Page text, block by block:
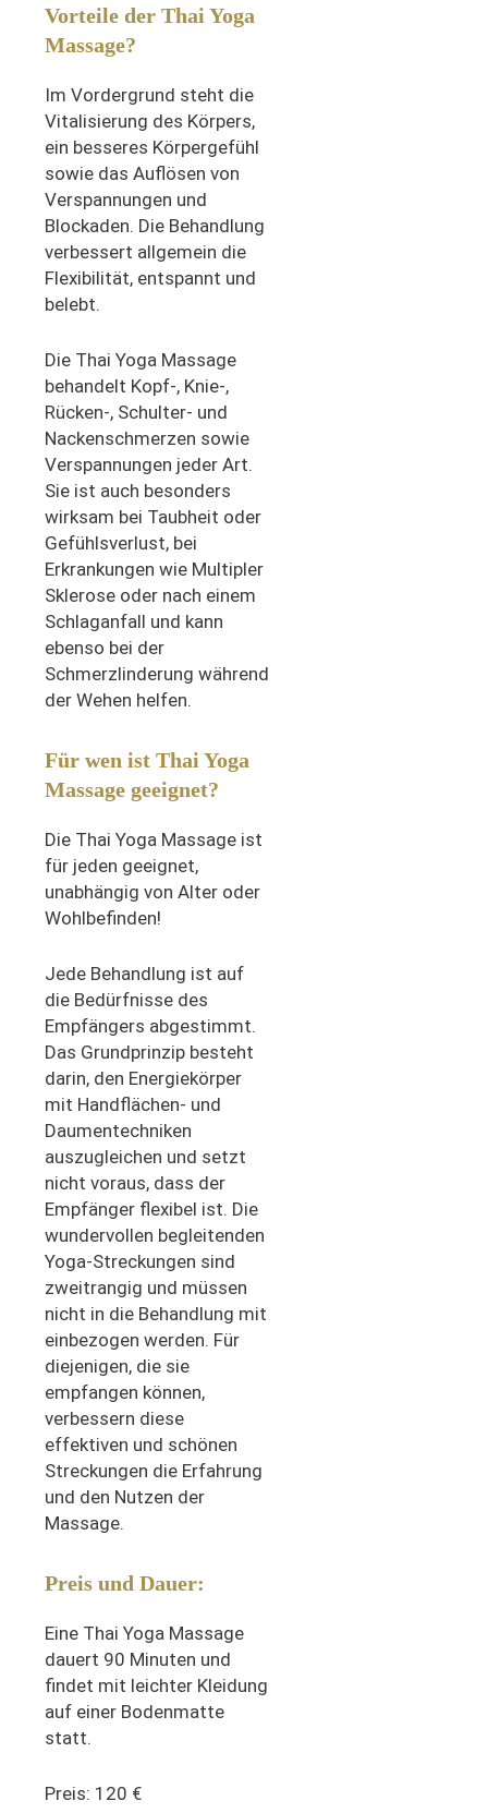
Vorteile der Thai Yoga
Massage?
Im Vordergrund steht die
Vitalisierung des Körpers,
ein besseres Körpergefühl
sowie das Auflösen von
Verspannungen und
Blockaden. Die Behandlung
verbessert allgemein die
Flexibilität, entspannt und
belebt.
Die Thai Yoga Massage
behandelt Kopf-, Knie-,
Rücken-, Schulter- und
Nackenschmerzen sowie
Verspannungen jeder Art.
Sie ist auch besonders
wirksam bei Taubheit oder
Gefühlsverlust, bei
Erkrankungen wie Multipler
Sklerose oder nach einem
Schlaganfall und kann
ebenso bei der
Schmerzlinderung während
der Wehen helfen.
Für wen ist Thai Yoga
Massage geeignet?
Die Thai Yoga Massage ist
für jeden geeignet,
unabhängig von Alter oder
Wohlbefinden!
Jede Behandlung ist auf
die Bedürfnisse des
Empfängers abgestimmt.
Das Grundprinzip besteht
darin, den Energiekörper
mit Handflächen- und
Daumentechniken
auszugleichen und setzt
nicht voraus, dass der
Empfänger flexibel ist. Die
wundervollen begleitenden
Yoga-Streckungen sind
zweitrangig und müssen
nicht in die Behandlung mit
einbezogen werden. Für
diejenigen, die sie
empfangen können,
verbessern diese
effektiven und schönen
Streckungen die Erfahrung
und den Nutzen der
Massage.
Preis und Dauer:
Eine Thai Yoga Massage
dauert 90 Minuten und
findet mit leichter Kleidung
auf einer Bodenmatte
statt.
Preis: 120 €